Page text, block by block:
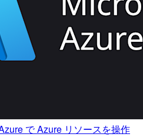
で Azure リソースを操作